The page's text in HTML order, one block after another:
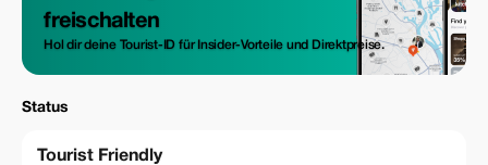
freischalten
Hol dir deine Tourist-ID für Insider-Vorteile und Direktpreise.
Status
Tourist Friendly